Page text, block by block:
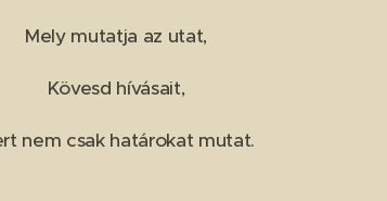
Mely mutatja az utat,
Kövesd hívásait,
nem csak határokat mutat.